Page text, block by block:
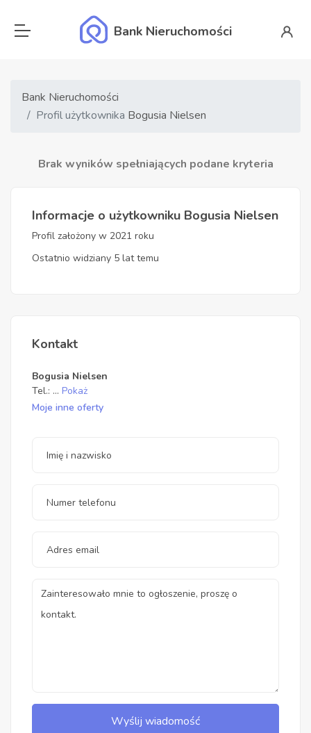
Bank Nieruchomości
Bank Nieruchomości
Profil użytkownika Bogusia Nielsen
Brak wyników spełniających podane kryteria
Informacje o użytkowniku Bogusia Nielsen
Profil założony w 2021 roku
Ostatnio widziany 5 lat temu
Kontakt
Bogusia Nielsen
Tel.: ... Pokaż
Moje inne oferty
Wyślij wiadomość